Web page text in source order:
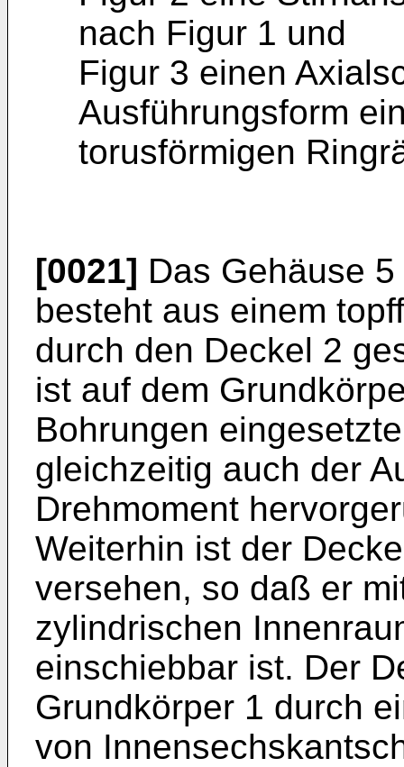
nach Figur 1 und
Figur 3 einen
Ausführungsform
torusförmigen
[0021] Das Gehäuse
besteht aus einem
durch den Deckel 2
ist auf dem
Bohrungen
gleichzeitig auch der
Drehmoment
Weiterhin ist der
versehen, so daß er
zylindrischen
einschiebbar ist. Der
Grundkörper 1 durch
von